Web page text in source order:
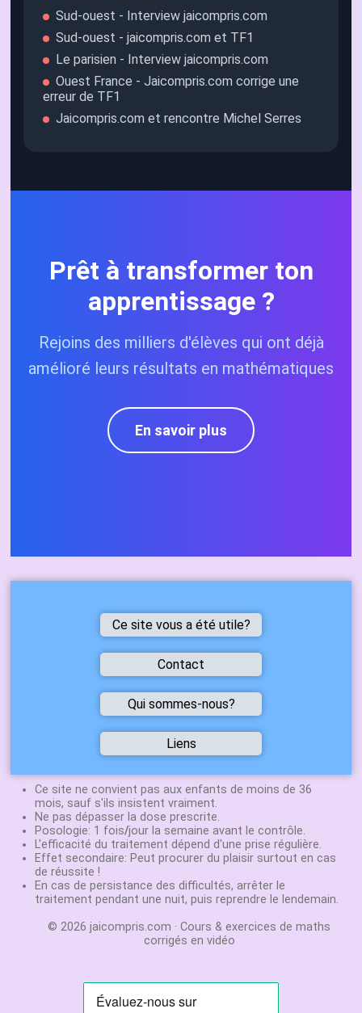
Sud-ouest - Interview jaicompris.com
Sud-ouest - jaicompris.com et TF1
Le parisien - Interview jaicompris.com
Ouest France - Jaicompris.com corrige une
erreur de TF1
Jaicompris.com et rencontre Michel Serres
Prêt à transformer ton
apprentissage ?
Rejoins des milliers d'élèves qui ont déjà
amélioré leurs résultats en mathématiques
En savoir plus
Ce site vous a été utile?
n'hésitez pas à
mettre un like ou la
partager !
Mettez un lien
www.jaicompris.com
sur votre site, blog,
page facebook.
Abonnez-vous
gratuitement sur
Youtube pour être au
courant des nouvelles
Contact
trouvé une
suggestion
N'hesitez
pas
envoyer
un
mail
à:
Qui sommes-nous?
Halpern-Herla
Mathématiques
Professeur en
S, ES, STI et
STMG depuis
30 ans
Créateur de
jeux de
stratégie:
Agoraet
Chifoumi
Mathématiques
Professeur en
Liens
chimie
Labolycée:
annales du
bac
Exovidéo:
Cours et
exercice
Ce site ne convient pas aux enfants de moins de 36
mois, sauf s'ils insistent vraiment.
Ne pas dépasser la dose prescrite.
Posologie: 1 fois/jour la semaine avant le contrôle.
L'efficacité du traitement dépend d'une prise régulière.
Effet secondaire: Peut procurer du plaisir surtout en cas
de réussite !
En cas de persistance des difficultés, arrêter le
traitement pendant une nuit, puis reprendre le lendemain.
© 2026 jaicompris.com · Cours & exercices de maths
corrigés en vidéo